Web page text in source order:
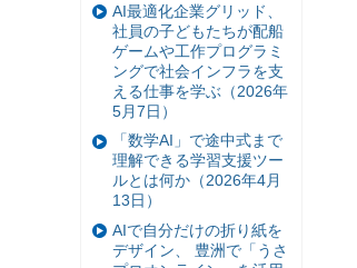
AI最適化企業グリッド、
社員の子どもたちが配船
ゲームや工作プログラミ
ングで社会インフラを支
える仕事を学ぶ（2026年
5月7日）
「数学AI」で途中式まで
理解できる学習支援ツー
ルとは何か（2026年4月
13日）
AIで自分だけの折り紙を
デザイン、 豊洲で「うさ